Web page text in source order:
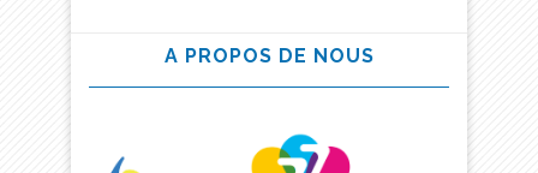
A PROPOS DE NOUS